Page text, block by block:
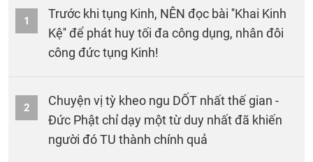
1
Trước khi tụng Kinh, NÊN đọc bài ''Khai Kinh
Kệ'' để phát huy tối đa công dụng, nhân đôi
công đức tụng Kinh!
2
Chuyện vị tỳ kheo ngu DỐT nhất thế gian -
Đức Phật chỉ dạy một từ duy nhất đã khiến
người đó TU thành chính quả